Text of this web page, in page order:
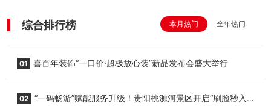
综合排行榜 本月热门 全年热门
01 喜百年装饰“一口价·超极放心装”新品发布会盛大举行
02 “一码畅游”赋能服务升级！贵阳桃源河景区开启“刷脸秒入